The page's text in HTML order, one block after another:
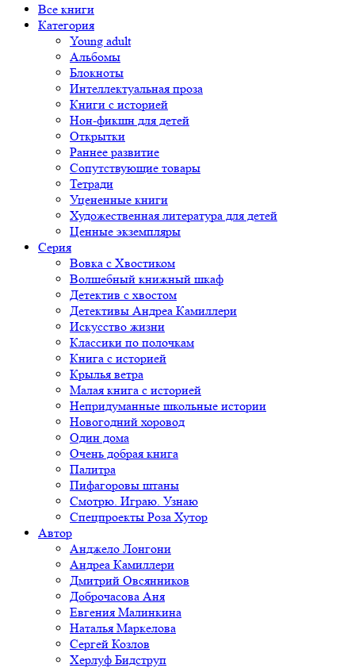
Все книги
Категория
Young adult
Альбомы
Блокноты
Интеллектуальная проза
Книги с историей
Нон-фикшн для детей
Открытки
Раннее развитие
Сопутствующие товары
Тетради
Уцененные книги
Художественная литература для детей
Ценные экземпляры
Серия
Вовка с Хвостиком
Волшебный книжный шкаф
Детектив с хвостом
Детективы Андреа Камиллери
Искусство жизни
Классики по полочкам
Книга с историей
Крылья ветра
Малая книга с историей
Непридуманные школьные истории
Новогодний хоровод
Один дома
Очень добрая книга
Палитра
Пифагоровы штаны
Смотрю. Играю. Узнаю
Спецпроекты Роза Хутор
Автор
Анджело Лонгони
Андреа Камиллери
Дмитрий Овсянников
Доброчасова Аня
Евгения Малинкина
Наталья Маркелова
Сергей Козлов
Херлуф Бидструп